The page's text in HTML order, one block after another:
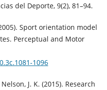
del Deporte, 9(2), 81–94.
Sport orientation model
Perceptual and Motor
1096
J. K. (2015). Research